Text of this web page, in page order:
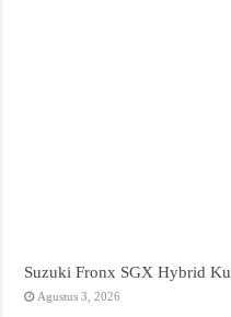
Suzuki Fronx SGX Hybrid
Agustus 3, 2026